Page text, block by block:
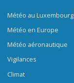
Météo au Luxembourg
Météo en Europe
Météo aéronautique
Vigilances
Climat